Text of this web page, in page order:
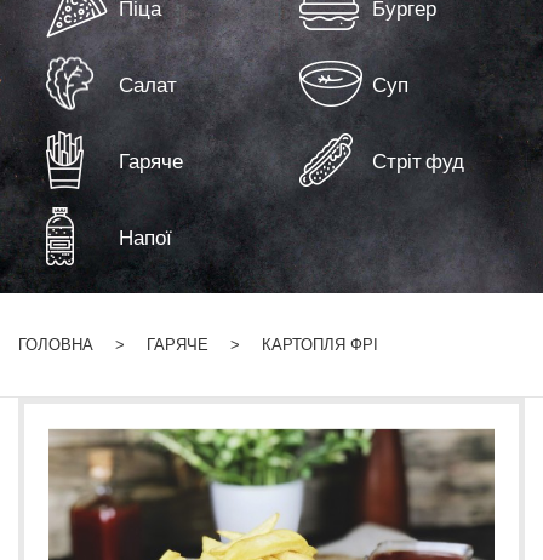
Бонуси
Контакти
Оферта
Піца Бургер
Салат Суп
Гаряче Стріт фуд
Напої
ГОЛОВНА ГАРЯЧЕ КАРТОПЛЯ ФРІ